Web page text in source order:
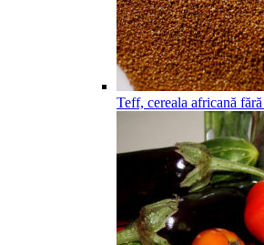
Teff, cereala africană